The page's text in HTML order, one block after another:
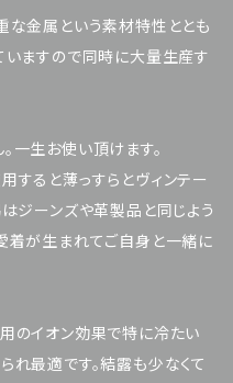
な金属という素材特性ととも
いますので同時に大量生産す
一生お使い頂けます。
すると薄っすらとヴィンテー
ジーンズや革製品と同じよう
着が生まれてご自身と一緒に
のイオン効果で特に冷たい
れ最適です。結露も少なくて